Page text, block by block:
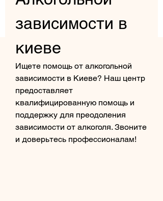
зависимости в
киеве
Ищете помощь от алкогольной
зависимости в Киеве? Наш центр
предоставляет
квалифицированную помощь и
поддержку для преодоления
зависимости от алкоголя. Звоните
и доверьтесь профессионалам!